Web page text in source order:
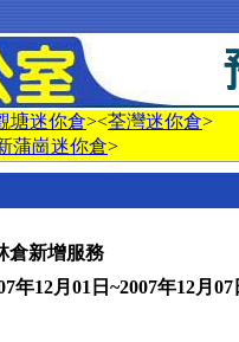
塘迷你倉><荃灣迷你倉>
蒲崗迷你倉>
倉新增服務
年12月01日~2007年12月07